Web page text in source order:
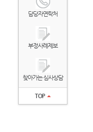
담당자연락처
부정사례제보
찾아가는 심사상담
TOP